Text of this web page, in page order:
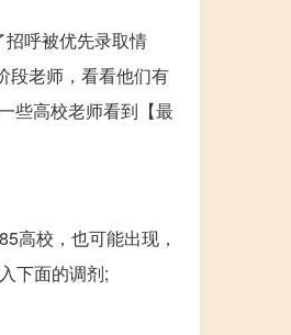
呼被优先录取情
段老师，看看他们有
些高校老师看到【最
高校，也可能出现，
下面的调剂;